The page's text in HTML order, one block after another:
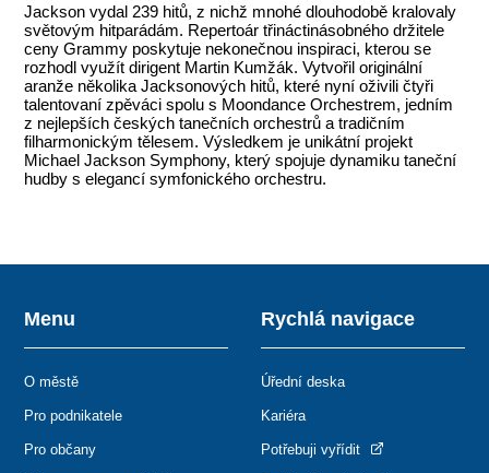
Jackson vydal 239 hitů, z nichž mnohé dlouhodobě kralovaly
světovým hitparádám. Repertoár třináctinásobného držitele
ceny Grammy poskytuje nekonečnou inspiraci, kterou se
rozhodl využít dirigent Martin Kumžák. Vytvořil originální
aranže několika Jacksonových hitů, které nyní oživili čtyři
talentovaní zpěváci spolu s Moondance Orchestrem, jedním
z nejlepších českých tanečních orchestrů a tradičním
filharmonickým tělesem. Výsledkem je unikátní projekt
Michael Jackson Symphony, který spojuje dynamiku taneční
hudby s elegancí symfonického orchestru.
Menu
O městě
Pro podnikatele
Pro občany
Rychlá navigace
Úřední deska
Kariéra
Potřebuji vyřídit